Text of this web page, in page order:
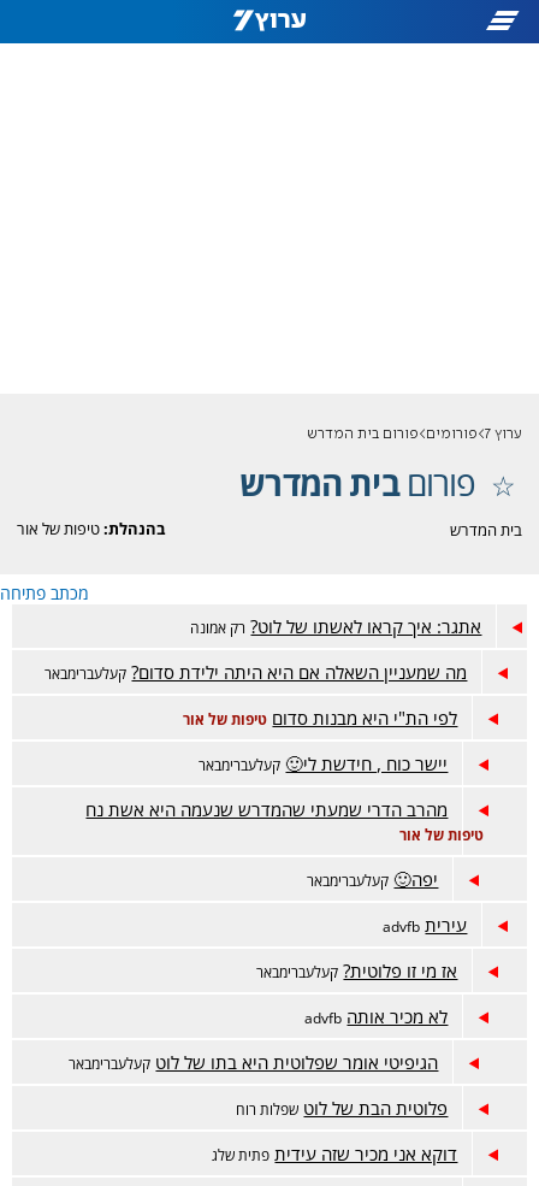
ערוץ 7 פורומים פורום בית המדרש
פורוםבית המדרש
בהנהלת:טיפות של אור בית המדרש
מכתב פתיחה
אתגר: איך קראו לאשתו של לוט? רק אמונה
מה שמעניין השאלה אם היא היתה ילידת סדום? קעלעברימבאר
לפי הת"י היא מבנות סדום טיפות של אור
יישר כוח , חידשת לי🙂 קעלעברימבאר
מהרב הדרי שמעתי שהמדרש שנעמה היא אשת נח
טיפות של אור
יפה🙂 קעלעברימבאר
עירית advfb
אז מי זו פלוטית? קעלעברימבאר
לא מכיר אותה advfb
הגיפיטי אומר שפלוטית היא בתו של לוט קעלעברימבאר
פלוטית הבת של לוט שפלות רוח
דוקא אני מכיר שזה עידית פתית שלג